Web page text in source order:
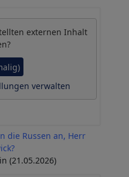
externen Inhalt
verwalten
die Russen an, Herr
(21.05.2026)